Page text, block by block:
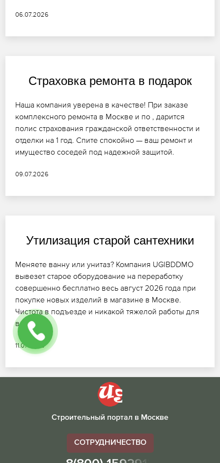
06.07.2026
Страховка ремонта в подарок
Наша компания уверена в качестве! При заказе
комплексного ремонта в Москве и по , дарится
полис страхования гражданской ответственности и
отделки на 1 год. Спите спокойно — ваш ремонт и
имущество соседей под надежной защитой.
09.07.2026
Утилизация старой сантехники
Меняете ванну или унитаз? Компания UGIBDDMO
вывезет старое оборудование на переработку
совершенно бесплатно весь август 2026 года при
покупке новых изделий в магазине в Москве.
Чистота в подъезде и никакой тяжелой работы для
вас!
11.07.2026
Строительный портал в Москве
СОТРУДНИЧЕСТВО